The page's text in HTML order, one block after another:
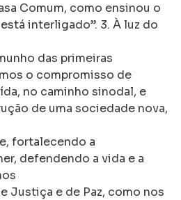
Comum, como ensinou o
interligado”. 3. À luz do
das primeiras
o compromisso de
no caminho sinodal, e
de uma sociedade nova,
fortalecendo a
defendendo a vida e a
Justiça e de Paz, como nos